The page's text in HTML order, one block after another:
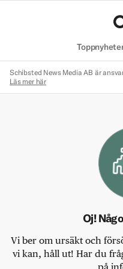
Schibsted News Media AB är
Läs mer här
Oj!
Vi ber om ursäkt och
vi kan, håll ut! Har du